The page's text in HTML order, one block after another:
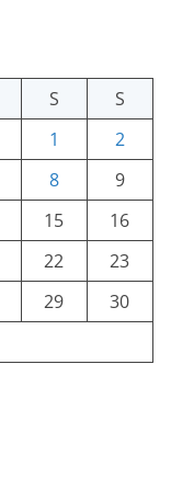
S
S
1
2
8
9
15
16
22
23
29
30